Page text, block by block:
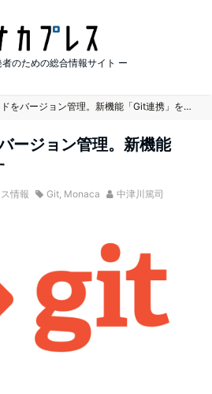
のための総合情報サイト ー
アプリのコードをバージョン管理。新機能「Git連携」を試す
ージョン管理。新機能
情報 Git, Monaca 中津川篤司